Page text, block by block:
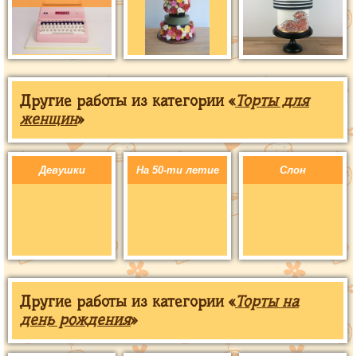
Другие работы из категории «Торты для
женщин»
Девушки На 50-ти летие Слон
Другие работы из категории «Торты на
день рождения»